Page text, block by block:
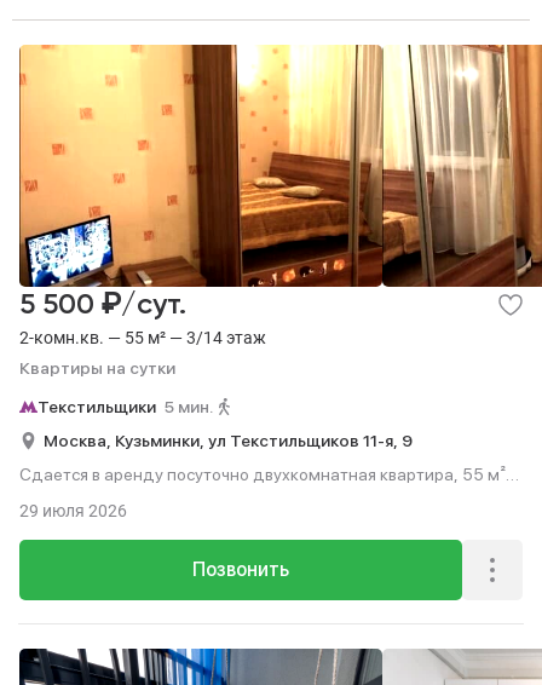
2-комн.кв. — 55 м² — 3/14 этаж
Квартиры на сутки
5 500 ₽/сут.
Текстильщики 5 мин.
Москва, Кузьминки, ул Текстильщиков 11-я, 9
Сдается в аренду посуточно двухкомнатная квартира, 55 м²,
Позвонить
29 июля 2026